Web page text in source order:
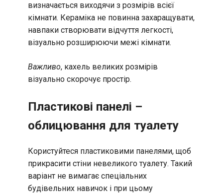
визначається виходячи з розмірів всієї
кімнати. Кераміка не повинна захаращувати,
навпаки створювати відчуття легкості,
візуально розширюючи межі кімнати.
Важливо, кахель великих розмірів
візуально скорочує простір.
Пластикові панелі –
облицювання для туалету
Користуйтеся пластиковими панелями, щоб
прикрасити стіни невеликого туалету. Такий
варіант не вимагає спеціальних
будівельних навичок і при цьому